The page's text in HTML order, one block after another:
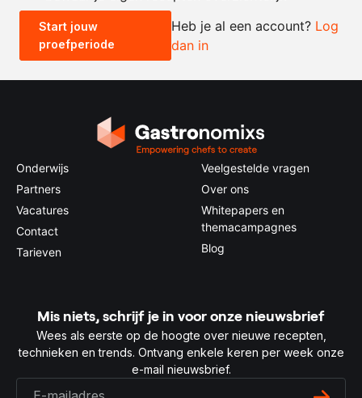
0.5x 1x 2x
Start jouw
proefperiode
Heb je al een account? Log
dan in
Onderwijs
Partners
Vacatures
Contact
Tarieven
Veelgestelde vragen
Over ons
Whitepapers en
themacampagnes
Blog
Mis niets, schrijf je in voor onze nieuwsbrief
Wees als eerste op de hoogte over nieuwe recepten,
technieken en trends. Ontvang enkele keren per week onze
e-mail nieuwsbrief.